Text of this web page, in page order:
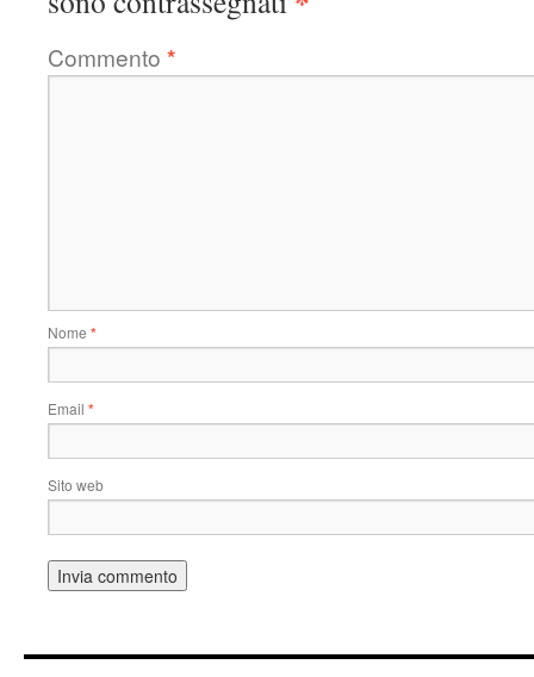
Commento *
Nome *
Email *
Sito web